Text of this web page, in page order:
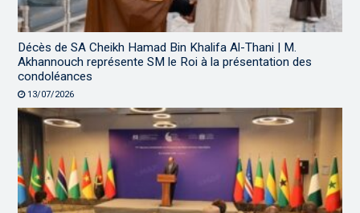
Décès de SA Cheikh Hamad Bin Khalifa Al-Thani | M.
Akhannouch représente SM le Roi à la présentation des
condoléances
13/07/2026